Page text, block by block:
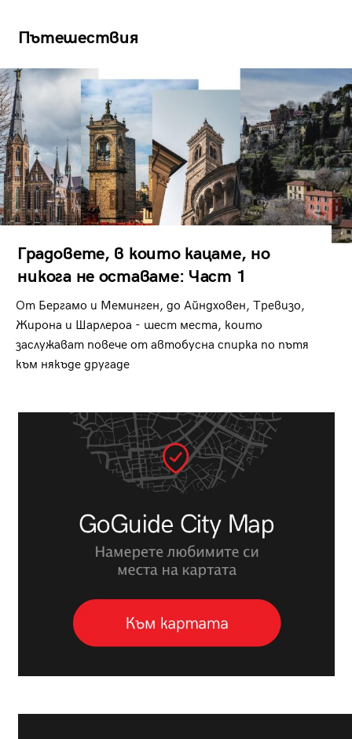
Пътешествия
Градовете, в които кацаме, но
никога не оставаме: Част 1
От Бергамо и Меминген, до Айндховен, Тревизо,
Жирона и Шарлероа - шест места, които
заслужават повече от автобусна спирка по пътя
към някъде другаде